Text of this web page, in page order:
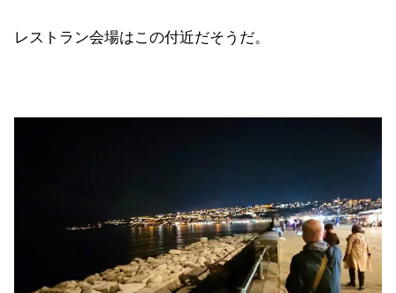
レストラン会場はこの付近だそうだ。